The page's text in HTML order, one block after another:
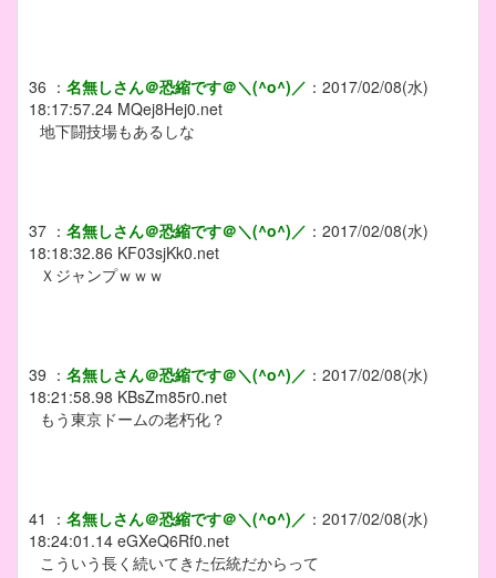
36 ： 名無しさん＠恐縮です＠＼(^o^)／ ： 2017/02/08(水)
18:17:57.24 MQej8Hej0.net
地下闘技場もあるしな
37 ： 名無しさん＠恐縮です＠＼(^o^)／ ： 2017/02/08(水)
18:18:32.86 KF03sjKk0.net
Ｘジャンプｗｗｗ
39 ： 名無しさん＠恐縮です＠＼(^o^)／ ： 2017/02/08(水)
18:21:58.98 KBsZm85r0.net
もう東京ドームの老朽化？
41 ： 名無しさん＠恐縮です＠＼(^o^)／ ： 2017/02/08(水)
18:24:01.14 eGXeQ6Rf0.net
こういう長く続いてきた伝統だからって